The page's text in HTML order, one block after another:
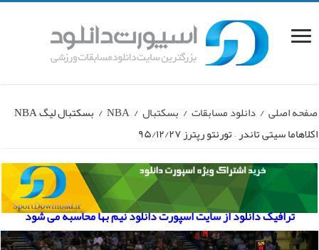
صفحه اصلی / دانلود مسابقات / بسکتبال /
NBA
/
بسکتبال لیگ NBA
اکلاهاما سیتی تاندر – تورنتو رپترز ۹۵/۱۲/۲۷
ترافیک دانلود از سایت اسپورت دانلود نیم بها محاسبه می شود